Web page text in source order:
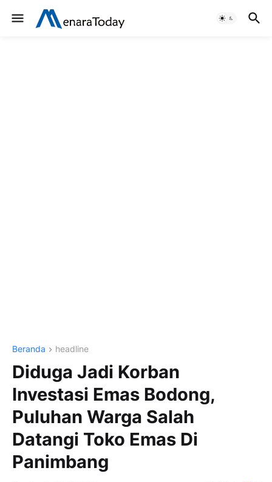
Beranda headline
Diduga Jadi Korban
Investasi Emas Bodong,
Puluhan Warga Salah
Datangi Toko Emas Di
Panimbang